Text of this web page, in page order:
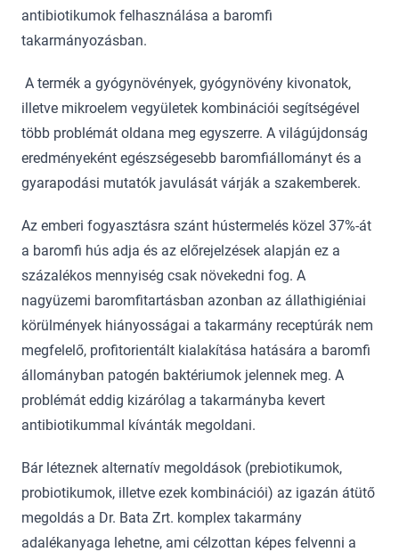
antibiotikumok felhasználása a baromfi
takarmányozásban.
A termék a gyógynövények, gyógynövény kivonatok,
illetve mikroelem vegyületek kombinációi segítségével
több problémát oldana meg egyszerre. A világújdonság
eredményeként egészségesebb baromfiállományt és a
gyarapodási mutatók javulását várják a szakemberek.
Az emberi fogyasztásra szánt hústermelés közel 37%-át
a baromfi hús adja és az előrejelzések alapján ez a
százalékos mennyiség csak növekedni fog. A
nagyüzemi baromfitartásban azonban az állathigiéniai
körülmények hiányosságai a takarmány receptúrák nem
megfelelő, profitorientált kialakítása hatására a baromfi
állományban patogén baktériumok jelennek meg. A
problémát eddig kizárólag a takarmányba kevert
antibiotikummal kívánták megoldani.
Bár léteznek alternatív megoldások (prebiotikumok,
probiotikumok, illetve ezek kombinációi) az igazán átütő
megoldás a Dr. Bata Zrt. komplex takarmány
adalékanyaga lehetne, ami célzottan képes felvenni a